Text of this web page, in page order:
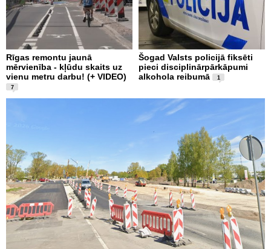
Rīgas remontu jaunā
mērvienība - kļūdu skaits uz
vienu metru darbu! (+ VIDEO)
7
Šogad Valsts policijā fiksēti
pieci disciplinārpārkāpumi
alkohola reibumā
1